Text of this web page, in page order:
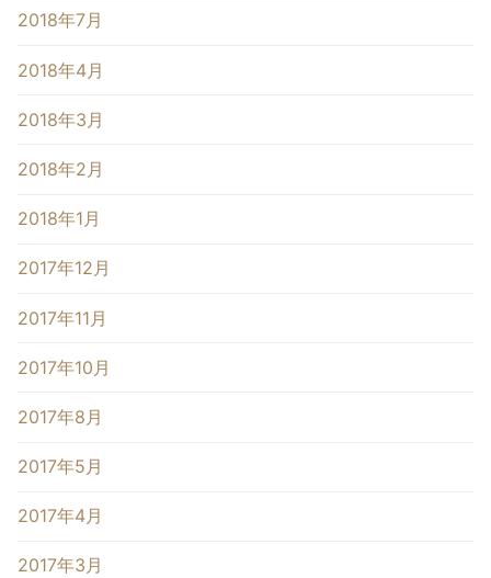
2018年7月
2018年4月
2018年3月
2018年2月
2018年1月
2017年12月
2017年11月
2017年10月
2017年8月
2017年5月
2017年4月
2017年3月